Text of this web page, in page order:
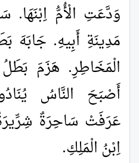
وَدَّعَتِ الْأُمُّ اِبْنَهَا.
مَدِينَةِ أَبِيهِ. جَابَهَ
الْمَخَاطِرِ. هَزَمَ بَطَلُ
أَصْبَحَ النَّاسُ
عَرَفَتْ سَاحِرَةٌ
اِبْنُ الْمَلِكِ.